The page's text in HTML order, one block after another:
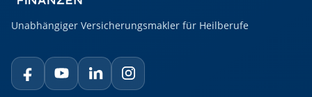
Unabhängiger Versicherungsmakler für Heilberufe